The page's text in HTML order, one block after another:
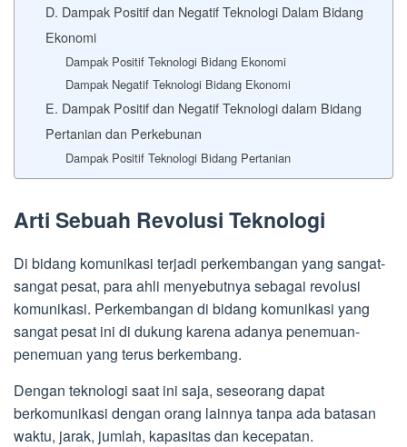
D. Dampak Positif dan Negatif Teknologi Dalam Bidang
Ekonomi
Dampak Positif Teknologi Bidang Ekonomi
Dampak Negatif Teknologi Bidang Ekonomi
E. Dampak Positif dan Negatif Teknologi dalam Bidang
Pertanian dan Perkebunan
Dampak Positif Teknologi Bidang Pertanian
Arti Sebuah Revolusi Teknologi
Di bidang komunikasi terjadi perkembangan yang sangat-
sangat pesat, para ahli menyebutnya sebagai revolusi
komunikasi. Perkembangan di bidang komunikasi yang
sangat pesat ini di dukung karena adanya penemuan-
penemuan yang terus berkembang.
Dengan teknologi saat ini saja, seseorang dapat
berkomunikasi dengan orang lainnya tanpa ada batasan
waktu, jarak, jumlah, kapasitas dan kecepatan.